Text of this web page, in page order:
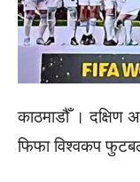
काठमाडौँ । दक्षिण
फिफा विश्वकप